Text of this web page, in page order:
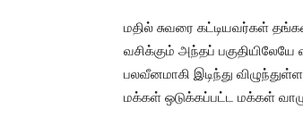
மதில் சுவரை கட்டியவர்கள்
வசிக்கும் அந்தப்
பலவீனமாகி இடிந்து
மக்கள் ஒடுக்கப்பட்ட மக்கள்